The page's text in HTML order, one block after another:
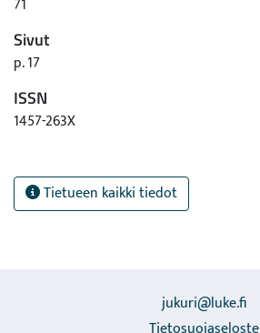
71
Sivut
p. 17
ISSN
1457-263X
Tietueen kaikki tiedot
jukuri@luke.fi